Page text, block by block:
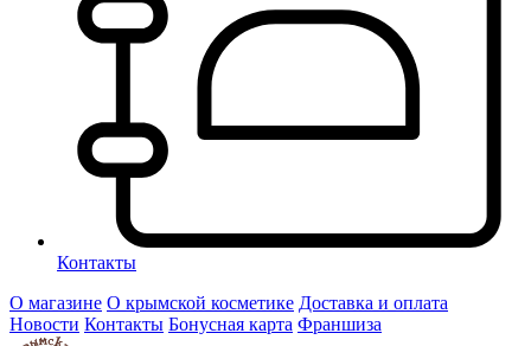
Контакты
О магазине О крымской косметике Доставка и оплата
Новости Контакты Бонусная карта Франшиза